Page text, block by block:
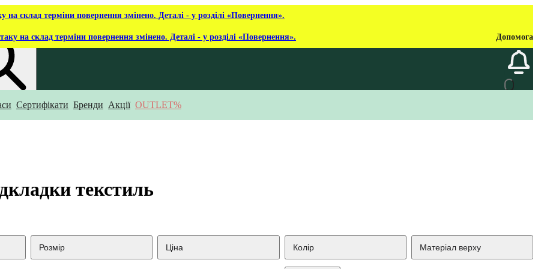
на склад терміни повернення змінено. Деталі - у розділі «Повернення».
на склад терміни повернення змінено. Деталі - у розділі «Повернення». Допомога
Сертифікати Бренди Акції OUTLET%
текстиль
Розмір Ціна Колір Матеріал верху